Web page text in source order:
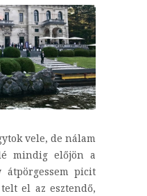
vele, de nálam
mindig előjön a
átpörgessem picit
el az esztendő,